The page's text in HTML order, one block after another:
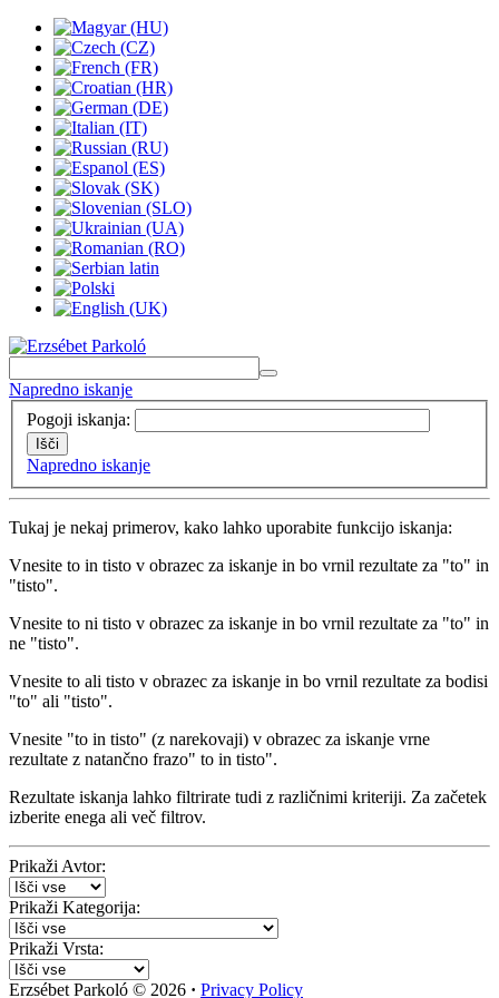
Napredno iskanje
Pogoji iskanja:
Išči
Napredno iskanje
Tukaj je nekaj primerov, kako lahko uporabite funkcijo iskanja:
Vnesite to in tisto v obrazec za iskanje in bo vrnil rezultate za "to" in
"tisto".
Vnesite to ni tisto v obrazec za iskanje in bo vrnil rezultate za "to" in
ne "tisto".
Vnesite to ali tisto v obrazec za iskanje in bo vrnil rezultate za bodisi
"to" ali "tisto".
Vnesite "to in tisto" (z narekovaji) v obrazec za iskanje vrne
rezultate z natančno frazo" to in tisto".
Rezultate iskanja lahko filtrirate tudi z različnimi kriteriji. Za začetek
izberite enega ali več filtrov.
Prikaži Avtor:
Prikaži Kategorija:
Prikaži Vrsta:
Erzsébet Parkoló © 2026 · Privacy Policy